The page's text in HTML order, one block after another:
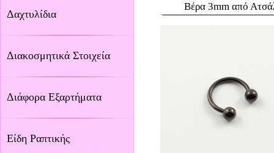
Δαχτυλίδια
Διακοσμητικά Στοιχεία
Διάφορα Εξαρτήματα
Είδη Ραπτικής
Βέρα 3mm από